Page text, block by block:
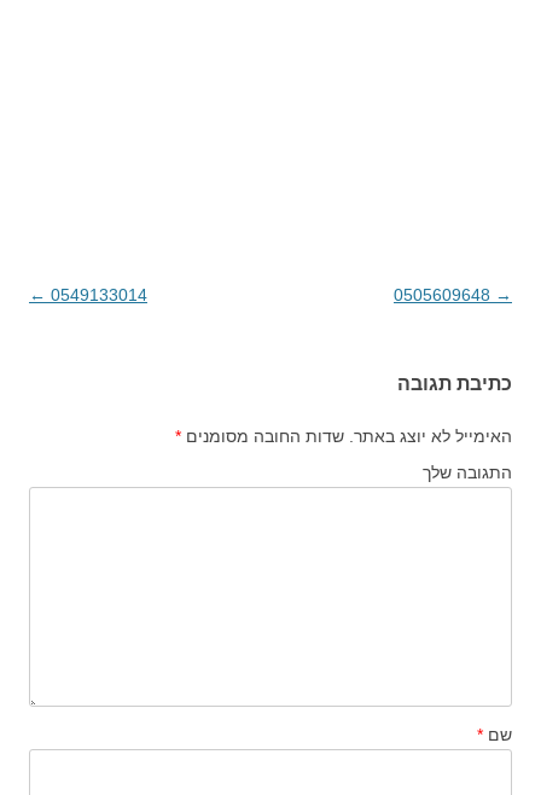
ניווט בפוסטים
→
0549133014
←
כתיבת תגובה
האימייל לא יוצג באתר. שדות החובה מסומנים *
התגובה שלך
שם *